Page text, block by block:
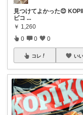
見つけてよかった😊
ピコ ...
￥ 1,260
0 0 0
コレ い